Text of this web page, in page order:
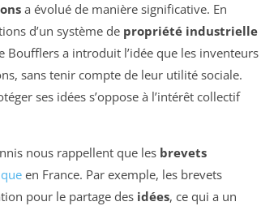
a évolué de manière significative. En
d’un système de propriété industrielle
a introduit l’idée que les inventeurs
sans tenir compte de leur utilité sociale.
ses idées s’oppose à l’intérêt collectif
nous rappellent que les brevets
en France. Par exemple, les brevets
pour le partage des idées, ce qui a un